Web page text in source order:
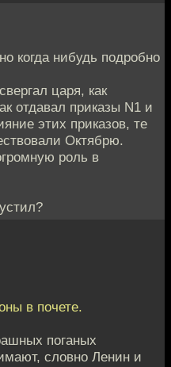
когда нибудь подробно
царя, как
отдавал приказы N1 и
этих приказов, те
Октябрю.
роль в
в почете.
поганых
словно Ленин и